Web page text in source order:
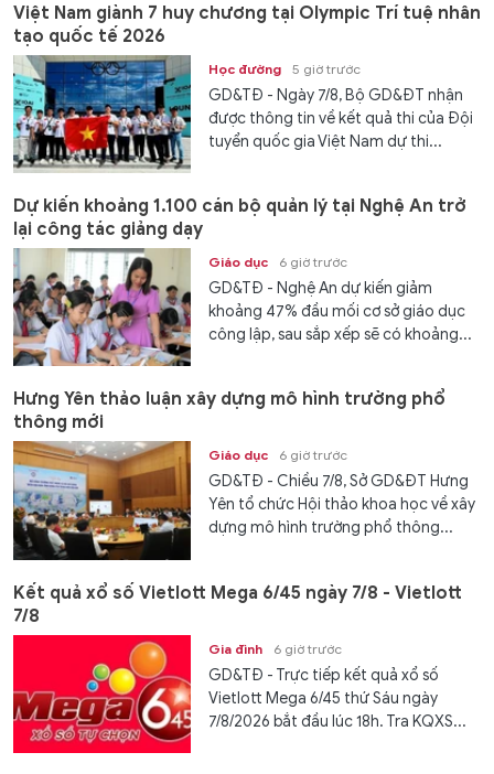
Việt Nam giành 7 huy chương tại Olympic Trí tuệ nhân
tạo quốc tế 2026
Học đường 5 giờ trước
GD&TĐ - Ngày 7/8, Bộ GD&ĐT nhận
được thông tin về kết quả thi của Đội
tuyển quốc gia Việt Nam dự thi...
Dự kiến khoảng 1.100 cán bộ quản lý tại Nghệ An trở
lại công tác giảng dạy
Giáo dục 6 giờ trước
GD&TĐ - Nghệ An dự kiến giảm
khoảng 47% đầu mối cơ sở giáo dục
công lập, sau sắp xếp sẽ có khoảng...
Hưng Yên thảo luận xây dựng mô hình trường phổ
thông mới
Giáo dục 6 giờ trước
GD&TĐ - Chiều 7/8, Sở GD&ĐT Hưng
Yên tổ chức Hội thảo khoa học về xây
dựng mô hình trường phổ thông...
Kết quả xổ số Vietlott Mega 6/45 ngày 7/8 - Vietlott
7/8
Gia đình 6 giờ trước
GD&TĐ - Trực tiếp kết quả xổ số
Vietlott Mega 6/45 thứ Sáu ngày
7/8/2026 bắt đầu lúc 18h. Tra KQXS...